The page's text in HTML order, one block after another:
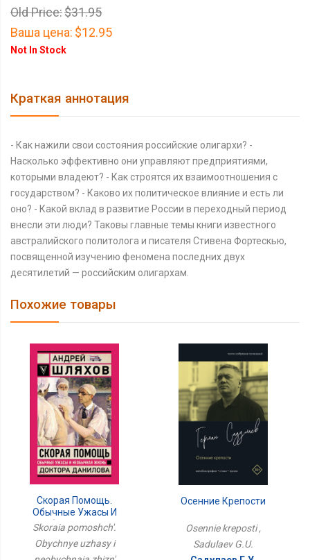
Old Price:$31.95
Ваша цена: $12.95
Not In Stock
Краткая аннотация
- Как нажили свои состояния российские олигархи? -
Насколько эффективно они управляют предприятиями,
которыми владеют? - Как строятся их взаимоотношения с
государством? - Каково их политическое влияние и есть ли
оно? - Какой вклад в развитие России в переходный период
внесли эти люди? Таковы главные темы книги известного
австралийского политолога и писателя Стивена Фортескью,
посвященной изучению феномена последних двух
десятилетий — российским олигархам.
Похожие товары
Скорая Помощь.
Обычные Ужасы И
Необычная Жизнь
Доктора Данилова
Skoraia pomoshch'.
Obychnye uzhasy i
Осенние Крепости
Osennie kreposti ,
Sadulaev G.U.